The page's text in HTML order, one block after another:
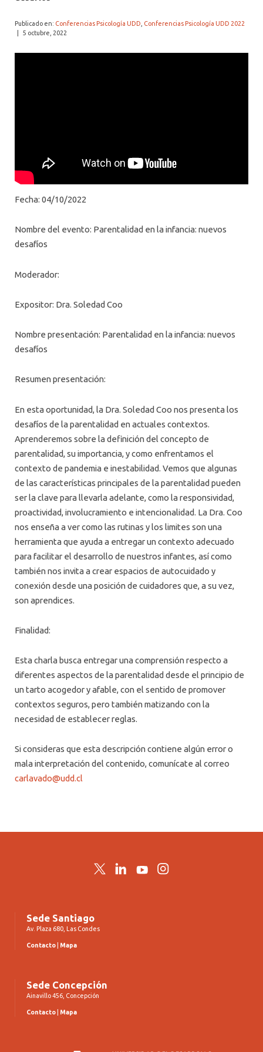
SERVICIO DE PSICOLOGÍA INTEGRAL
Publicado en: Conferencias Psicología UDD Conferencias Psicología UDD 2022
5 octubre, 2022
Fecha: 04/10/2022
Nombre del evento: Parentalidad en la infancia: nuevos
desafíos
Moderador:
Expositor: Dra. Soledad Coo
Nombre presentación: Parentalidad en la infancia: nuevos
desafíos
Resumen presentación:
En esta oportunidad, la Dra. Soledad Coo nos presenta los
desafíos de la parentalidad en actuales contextos.
Aprenderemos sobre la definición del concepto de
parentalidad, su importancia, y como enfrentamos el
contexto de pandemia e inestabilidad. Vemos que algunas
de las características principales de la parentalidad pueden
ser la clave para llevarla adelante, como la responsividad,
proactividad, involucramiento e intencionalidad. La Dra. Coo
nos enseña a ver como las rutinas y los limites son una
herramienta que ayuda a entregar un contexto adecuado
para facilitar el desarrollo de nuestros infantes, así como
también nos invita a crear espacios de autocuidado y
conexión desde una posición de cuidadores que, a su vez,
son aprendices.
Finalidad:
Esta charla busca entregar una comprensión respecto a
diferentes aspectos de la parentalidad desde el principio de
un tarto acogedor y afable, con el sentido de promover
contextos seguros, pero también matizando con la
necesidad de establecer reglas.
Si consideras que esta descripción contiene algún error o
mala interpretación del contenido, comunícate al correo
carlavado@udd.cl
TwitterLinkedInYouTubeInstagram
Sede Santiago
Av. Plaza 680, Las Condes
Contacto Mapa
Sede Concepción
Ainavillo 456, Concepción
Contacto Mapa